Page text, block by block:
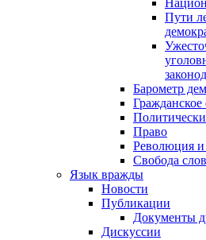
Пути
Барометр
Право
Революция
Свобода
Язык вражды
Новости
Публикации
Документы
Дискуссии